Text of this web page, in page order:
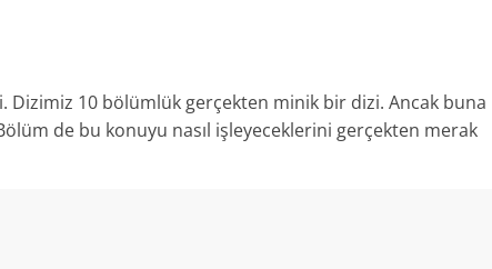
Dizimiz 10 bölümlük gerçekten minik bir dizi. Ancak buna
de bu konuyu nasıl işleyeceklerini gerçekten merak